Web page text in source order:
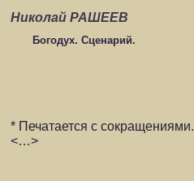
Николай РАШЕЕВ
Богодух. Сценарий.
* Печатается с сокращениями.
<…>